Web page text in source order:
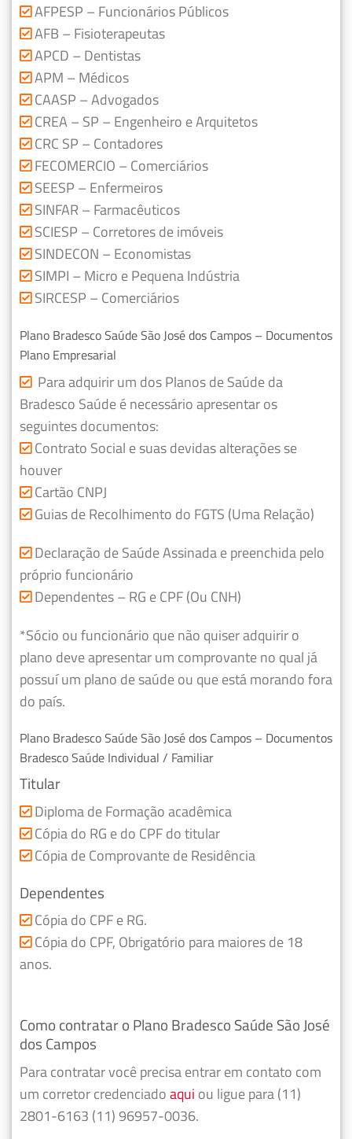
AFPESP – Funcionários Públicos
AFB – Fisioterapeutas
APCD – Dentistas
APM – Médicos
CAASP – Advogados
CREA – SP – Engenheiro e Arquitetos
CRC SP – Contadores
FECOMERCIO – Comerciários
SEESP – Enfermeiros
SINFAR – Farmacêuticos
SCIESP – Corretores de imóveis
SINDECON – Economistas
SIMPI – Micro e Pequena Indústria
SIRCESP – Comerciários
Plano Bradesco Saúde São José dos Campos – Documentos
Plano Empresarial
Para adquirir um dos Planos de Saúde da
Bradesco Saúde é necessário apresentar os
seguintes documentos:
Contrato Social e suas devidas alterações se
houver
Cartão CNPJ
Guias de Recolhimento do FGTS (Uma Relação)
Declaração de Saúde Assinada e preenchida pelo
próprio funcionário
Dependentes – RG e CPF (Ou CNH)
*Sócio ou funcionário que não quiser adquirir o
plano deve apresentar um comprovante no qual já
possuí um plano de saúde ou que está morando fora
do país.
Plano Bradesco Saúde São José dos Campos – Documentos
Bradesco Saúde Individual / Familiar
Titular
Diploma de Formação acadêmica
Cópia do RG e do CPF do titular
Cópia de Comprovante de Residência
Dependentes
Cópia do CPF e RG.
Cópia do CPF, Obrigatório para maiores de 18
anos.
Como contratar o Plano Bradesco Saúde São José
dos Campos
Para contratar você precisa entrar em contato com
um corretor credenciadoaqui ou ligue para (11)
2801-6163 (11) 96957-0036.